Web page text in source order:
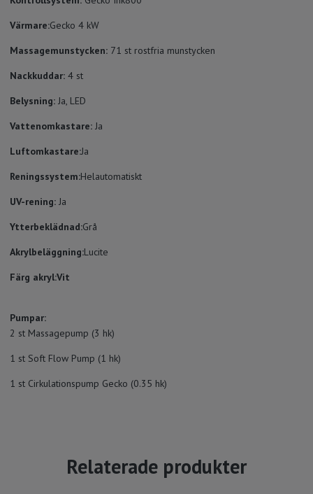
Värmare:Gecko 4 kW
Massagemunstycken: 71 st rostfria munstycken
Nackkuddar: 4 st
Belysning: Ja, LED
Vattenomkastare: Ja
Luftomkastare:Ja
Reningssystem:Helautomatiskt
UV-rening: Ja
Ytterbeklädnad:Grå
Akrylbeläggning:Lucite
Färg akryl:Vit
Pumpar:
2 st Massagepump (3 hk)
1 st Soft Flow Pump (1 hk)
1 st Cirkulationspump Gecko (0.35 hk)
Relaterade produkter